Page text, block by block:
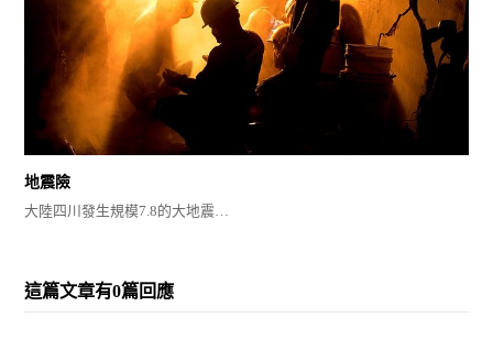
地震險
大陸四川發生規模7.8的大地震…
這篇文章有0篇回應